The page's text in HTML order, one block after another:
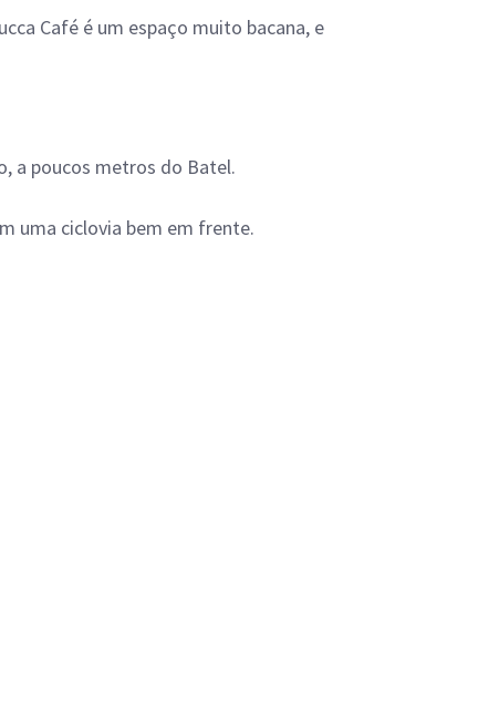
Café é um espaço muito bacana, e
a poucos metros do Batel.
uma ciclovia bem em frente.